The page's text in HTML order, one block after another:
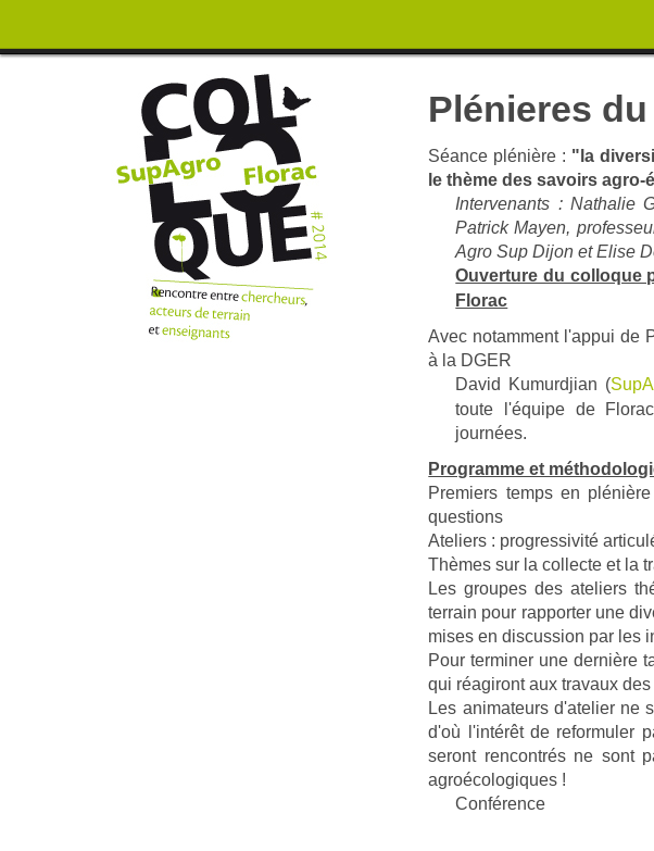
Plénieres
Séance plénière : "la
le thème des savoirs
Intervenants :Nathalie
Patrick Mayen,
Agro Sup Dijon etElise
Ouverture du colloque
Florac
Avec notamment l'appui de
à la DGER
David Kumurdjian (
toute l'équipe de
journées.
Programme et
Premiers temps en
questions
Ateliers : progressivité
Thèmes sur la collecte et la
Les groupes des ateliers
terrain pour rapporter une
mises en discussion par les
Pour terminer une dernière
qui réagiront aux travaux
Les animateurs d'atelier ne
d'où l'intérêt de reformuler
seront rencontrés ne sont
agroécologiques !
Conférence